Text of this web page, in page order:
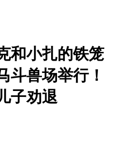
和小扎的铁笼
斗兽场举行！
子劝退